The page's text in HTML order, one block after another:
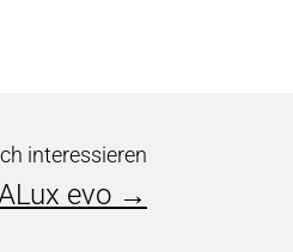
interessieren
evo →